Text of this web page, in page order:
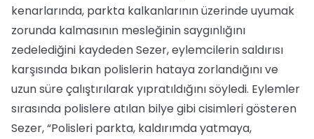
kenarlarında, parkta kalkanlarının üzerinde uyumak
zorunda kalmasının mesleğinin saygınlığını
zedelediğini kaydeden Sezer, eylemcilerin saldırısı
karşısında bıkan polislerin hataya zorlandığını ve
uzun süre çalıştırılarak yıpratıldığını söyledi. Eylemler
sırasında polislere atılan bilye gibi cisimleri gösteren
Sezer, “Polisleri parkta, kaldırımda yatmaya,